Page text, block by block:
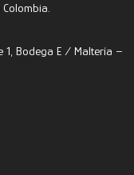
1, Bodega E / Maltería –